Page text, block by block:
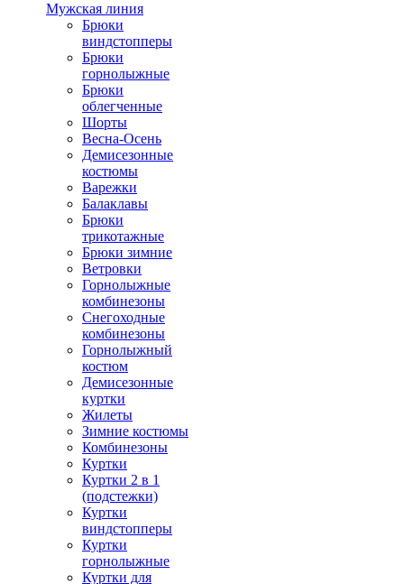
Мужская линия
Брюки
виндстопперы
Брюки
горнолыжные
Брюки
облегченные
Шорты
Весна-Осень
Демисезонные
костюмы
Варежки
Балаклавы
Брюки
трикотажные
Брюки зимние
Ветровки
Горнолыжные
комбинезоны
Снегоходные
комбинезоны
Горнолыжный
костюм
Демисезонные
куртки
Жилеты
Зимние костюмы
Комбинезоны
Куртки
Куртки 2 в 1
(подстежки)
Куртки
виндстопперы
Куртки
горнолыжные
Куртки для